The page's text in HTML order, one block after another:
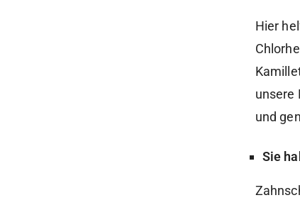
Hier
unsere
und
Sie